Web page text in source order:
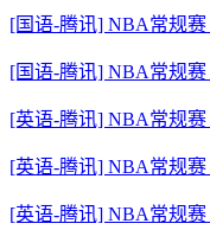
[国语-腾讯] NBA常规
[国语-腾讯] NBA常规
[英语-腾讯] NBA常规
[英语-腾讯] NBA常规
[英语-腾讯] NBA常规